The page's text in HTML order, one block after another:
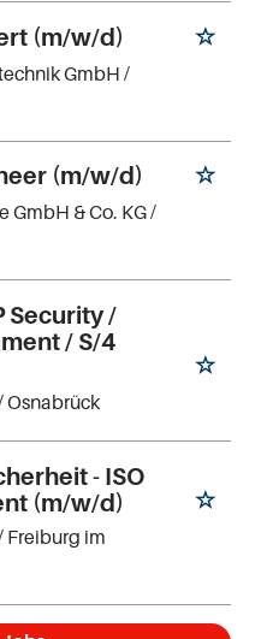
(m/w/d)
GmbH /
(m/w/d)
GmbH & Co. KG/
Security /
/ S/4
Osnabrück
- ISO
(m/w/d)
Freiburg im